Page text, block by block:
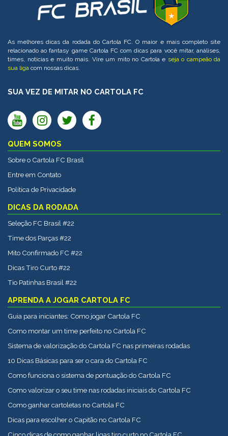
As melhores dicas da rodada do Cartola FC. O maior e mais completo site
relacionado ao fantasy game Cartola FC com dicas para você mitar, análises,
times, notícias e muito mais. Vire um mito no Cartola e seja o campeão da
sua liga com nossas dicas.
SUA VEZ DE MITAR NO CARTOLA FC
QUEM SOMOS
Sobre o Cartola FC Brasil
Entre em Contato
Política de Privacidade
DICAS DA RODADA
Seleção FC Brasil #22
Time dos Parças #22
Mito Confirmado FC #22
Dicas Tiro Curto #22
Tio Patinhas Brasil #22
APRENDA A JOGAR CARTOLA FC
Guia para iniciantes: Como jogar Cartola FC
Como montar um time perfeito no Cartola FC
Sistema de valorização do Cartola FC nas primeiras rodadas
10 Dicas Básicas para ser o cara do Cartola FC
Como funciona o sistema de pontuação do Cartola FC
Como valorizar o seu time nas rodadas iniciais do Cartola FC
Como ganhar cartoletas no Cartola FC
Dicas para escolher o Capitão no Cartola FC